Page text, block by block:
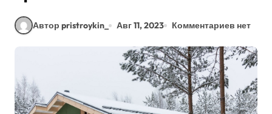
Автор pristroykin_ Авг 11, 2023 Комментариев нет